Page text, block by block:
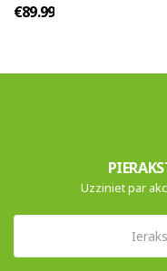
€89.99
Uzziniet par